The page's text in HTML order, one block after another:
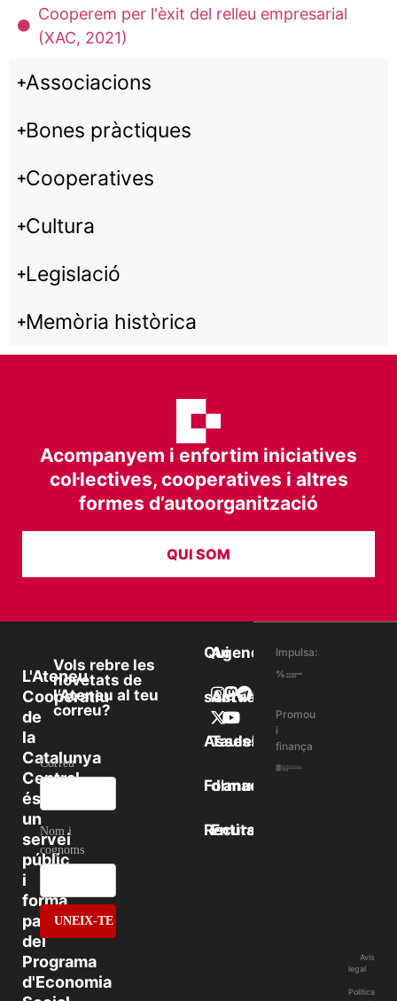
Cooperem per l'èxit del relleu empresarial
(XAC, 2021)
Associacions
Bones pràctiques
Cooperatives
Cultura
Legislació
Memòria històrica
Acompanyem i enfortim iniciatives
col·lectives, cooperatives i altres
formes d’autoorganització
QUI SOM
L'Ateneu
Cooperatiu
de
la
Catalunya
Central
és
un
servei
públic
i
forma
part
del
Programa
d'Economia
Vols rebre les
novetats de
l’Ateneu al teu
correu?
Correu
Nom i
cognoms
Qui
som
Assessorament
Formació
Recursos
Agenda
Actualitat
Taulell
d’anuncis
Entitats
Impulsa:
Promou
i
finança
Avís
legal
Política